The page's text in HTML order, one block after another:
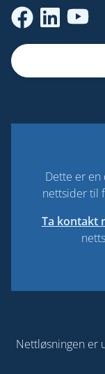
Dette er en
nettsider til
Ta kontakt
Nettløsningen er